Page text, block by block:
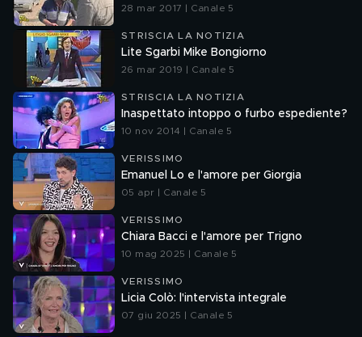
28 mar 2017 | Canale 5
STRISCIA LA NOTIZIA
Lite Sgarbi Mike Bongiorno
26 mar 2019 | Canale 5
STRISCIA LA NOTIZIA
Inaspettato intoppo o furbo espediente?
10 nov 2014 | Canale 5
VERISSIMO
Emanuel Lo e l'amore per Giorgia
05 apr | Canale 5
VERISSIMO
Chiara Bacci e l'amore per Trigno
10 mag 2025 | Canale 5
VERISSIMO
Licia Colò: l'intervista integrale
07 giu 2025 | Canale 5